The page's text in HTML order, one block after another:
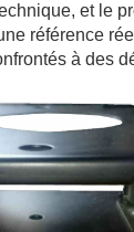
et le
référence
à des